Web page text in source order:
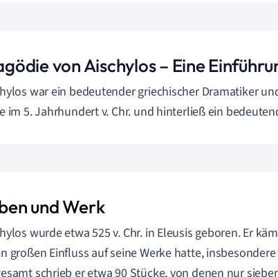
von Aischylos – Eine
war ein bedeutender griechischer Dramatiker
im 5. Jahrhundert v. Chr. und hinterließ ein
und Werk
wurde etwa 525 v. Chr. in Eleusis geboren. Er
großen Einfluss auf seine Werke hatte,
schrieb er etwa 90 Stücke, von denen nur